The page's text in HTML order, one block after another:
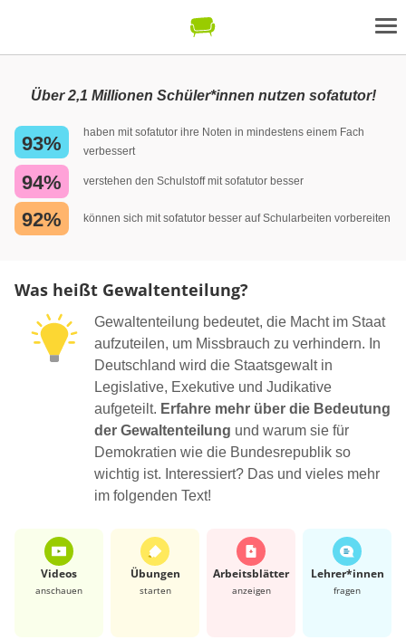
Über 2,1 Millionen Schüler*innen nutzen sofatutor!
93%
haben mit sofatutor ihre Noten in mindestens einem Fach
verbessert
94% verstehen den Schulstoff mit sofatutor besser
92% können sich mit sofatutor besser auf Schularbeiten vorbereiten
Was heißt Gewaltenteilung?
Gewaltenteilung bedeutet, die Macht im Staat
aufzuteilen, um Missbrauch zu verhindern. In
Deutschland wird die Staatsgewalt in
Legislative, Exekutive und Judikative
aufgeteilt. Erfahre mehr über die Bedeutung
der Gewaltenteilung und warum sie für
Demokratien wie die Bundesrepublik so
wichtig ist. Interessiert? Das und vieles mehr
im folgenden Text!
Videos
anschauen
Übungen
starten
Arbeits­blätter
anzeigen
Lehrer*​innen
fragen